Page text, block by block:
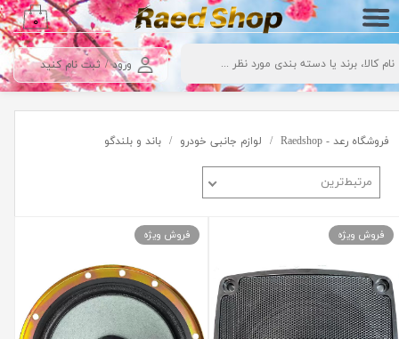
ورود / ثبت نام کنید
حساب کاربری من
تغییر گذر واژه
سفارشات
۰
فروشگاه رعد - Raedshop لوازم جانبی خودرو باند و بلندگو
مرتبط‌ترین
فروش ویژه فروش ویژه